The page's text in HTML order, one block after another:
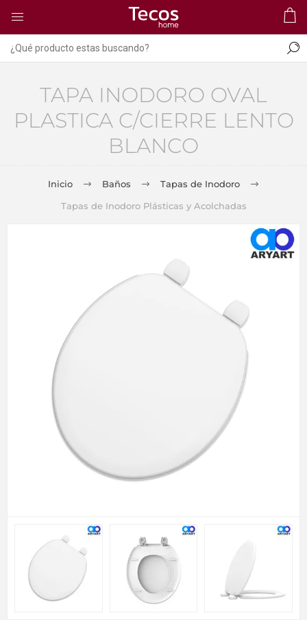
TAPA INODORO OVAL
PLASTICA C/CIERRE LENTO
BLANCO
Inicio Baños
Tapas de Inodoro
Tapas de Inodoro Plásticas y Acolchadas